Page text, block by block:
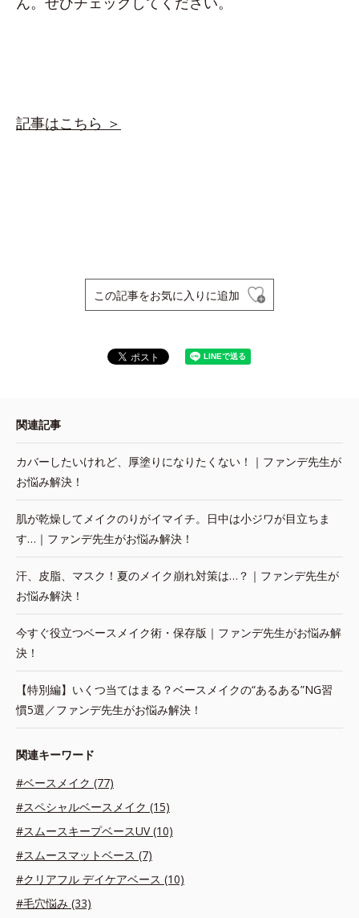
記事はこちら ＞
この記事をお気に入りに追加
関連記事
カバーしたいけれど、厚塗りになりたくない！｜ファンデ先生が
お悩み解決！
肌が乾燥してメイクのりがイマイチ。日中は小ジワが目立ちま
す…｜ファンデ先生がお悩み解決！
汗、皮脂、マスク！夏のメイク崩れ対策は…？｜ファンデ先生が
お悩み解決！
今すぐ役立つベースメイク術・保存版｜ファンデ先生がお悩み解
決！
【特別編】いくつ当てはまる？ベースメイクの“あるある”NG習
慣5選／ファンデ先生がお悩み解決！
関連キーワード
#ベースメイク (77)
#スペシャルベースメイク (15)
#スムースキープベースUV (10)
#スムースマットベース (7)
#クリアフル デイケアベース (10)
#毛穴悩み (33)